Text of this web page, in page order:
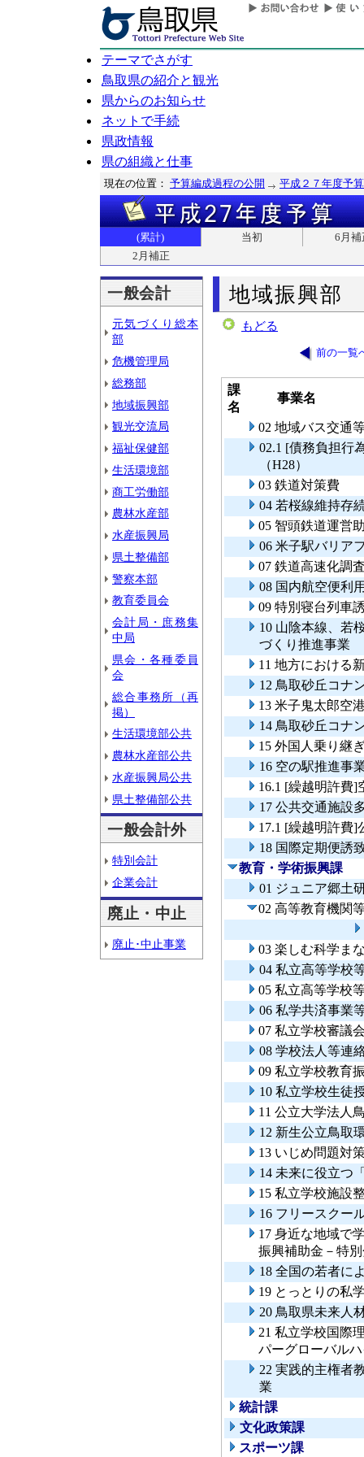
テーマでさがす
鳥取県の紹介と観光
県からのお知らせ
ネットで手続
県政情報
県の組織と仕事
現在の位置： 予算編成過程の公開 平成２７年度予算
(累計) 当初
6月補
2月補正
一般会計
元気づくり総本
部
危機管理局
総務部
地域振興部
観光交流局
福祉保健部
生活環境部
商工労働部
農林水産部
水産振興局
県土整備部
警察本部
教育委員会
会計局・庶務集
中局
県会・各種委員
会
総合事務所（再
掲）
生活環境部公共
農林水産部公共
水産振興局公共
県土整備部公共
一般会計外
特別会計
企業会計
廃止・中止
廃止･中止事業
地域振興部
もどる
前の一覧
課
名
事業名
02 地域バス交通
02.1 [債務負担行
（H28）
03 鉄道対策費
04 若桜線維持存
05 智頭鉄道運営
06 米子駅バリア
07 鉄道高速化調
08 国内航空便利
09 特別寝台列
10 山陰本線、若
づくり推進事業
11 地方における
12 鳥取砂丘コナ
13 米子鬼太郎空
14 鳥取砂丘コナ
15 外国人乗り継
16 空の駅推進事
16.1 [繰越明許費]
17 公共交通施設
17.1 [繰越明許費]
18 国際定期便誘
教育・学術振興課
01 ジュニア郷土
02 高等教育機関
03 楽しむ科学ま
04 私立高等学校
05 私立高等学校
06 私学共済事業
07 私立学校審議
08 学校法人等連
09 私立学校教育
10 私立学校生徒
11 公立大学法人
12 新生公立鳥取
13 いじめ問題対
14 未来に役立つ
15 私立学校施設
16 フリースクー
17 身近な地域で
振興補助金－特
18 全国の若者に
19 とっとりの私
20 鳥取県未来人
21 私立学校国際
パーグローバル
22 実践的主権者
業
統計課
文化政策課
スポーツ課